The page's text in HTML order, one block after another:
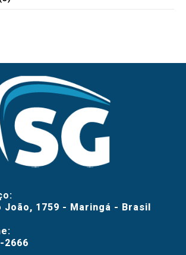
João, 1759 - Maringá - Brasil
2666